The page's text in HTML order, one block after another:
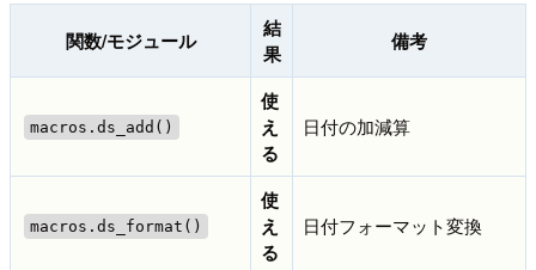
関数/モジュール
結
果
備考
macros.ds_add()
使
え
る
日付の加減算
macros.ds_format()
使
え
る
日付フォーマット変換